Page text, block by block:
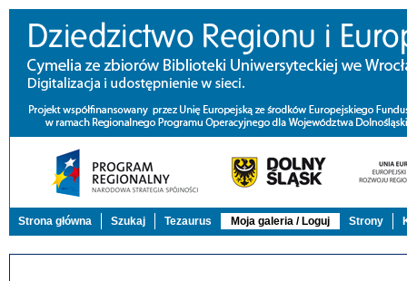
Strona główna Szukaj Tezaurus Moja galeria / Loguj Strony